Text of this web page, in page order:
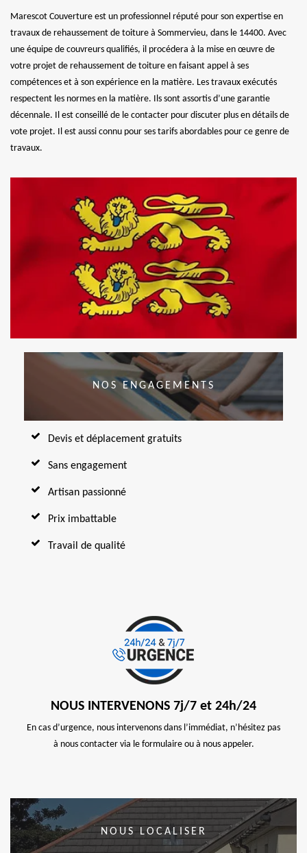
Marescot Couverture est un professionnel réputé pour son expertise en
travaux de rehaussement de toiture à Sommervieu, dans le 14400. Avec
une équipe de couvreurs qualifiés, il procédera à la mise en œuvre de
votre projet de rehaussement de toiture en faisant appel à ses
compétences et à son expérience en la matière. Les travaux exécutés
respectent les normes en la matière. Ils sont assortis d’une garantie
décennale. Il est conseillé de le contacter pour discuter plus en détails de
vote projet. Il est aussi connu pour ses tarifs abordables pour ce genre de
travaux.
NOS ENGAGEMENTS
Devis et déplacement gratuits
Sans engagement
Artisan passionné
Prix imbattable
Travail de qualité
NOUS INTERVENONS 7j/7 et 24h/24
En cas d’urgence, nous intervenons dans l’immédiat, n’hésitez pas
à nous contacter via le formulaire ou à nous appeler.
NOUS LOCALISER